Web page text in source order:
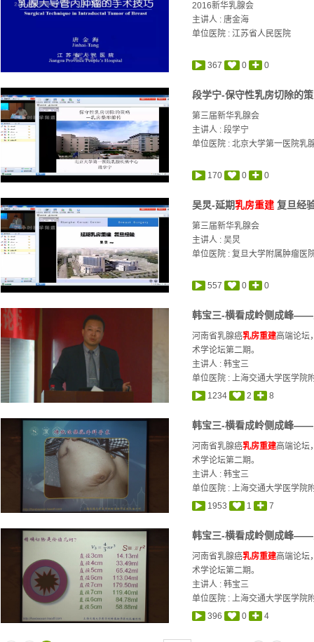
2016新华乳腺会
主讲人 :唐金海
单位医院 : 江苏省人民医院
367 0 0
段学宁-保守性乳房切除的
第三届新华乳腺会
主讲人 :段学宁
单位医院 : 北京大学第一医院乳
170 0 0
吴炅-延期乳房重建 复旦经
第三届新华乳腺会
主讲人 :吴炅
单位医院 : 复旦大学附属肿瘤医
557 0 0
韩宝三-横看成岭侧成峰——
河南省乳腺癌乳房重建高端论坛
术学论坛第二期。
主讲人 :韩宝三
单位医院 : 上海交通大学医学院
1234
2 8
韩宝三-横看成岭侧成峰——
河南省乳腺癌乳房重建高端论坛
术学论坛第二期。
主讲人 :韩宝三
单位医院 : 上海交通大学医学院
1953
1 7
韩宝三-横看成岭侧成峰——
河南省乳腺癌乳房重建高端论坛
术学论坛第二期。
主讲人 :韩宝三
单位医院 : 上海交通大学医学院
396
0 4